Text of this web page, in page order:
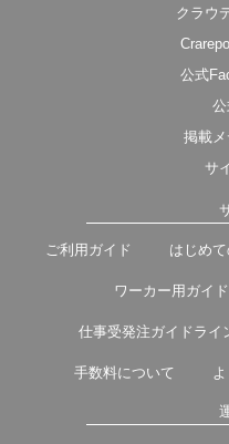
クラウ
公式
掲載
サ
ご利用ガイド はじめ
ワーカー用ガイド
仕事受発注ガイドライ
手数料について